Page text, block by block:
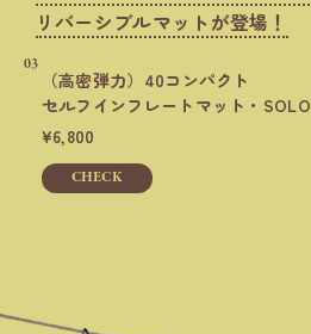
リバーシブルマットが登場！
03
（高密弾力）40コンパクト
セルフインフレートマット・SOLO
6,800
CHECK